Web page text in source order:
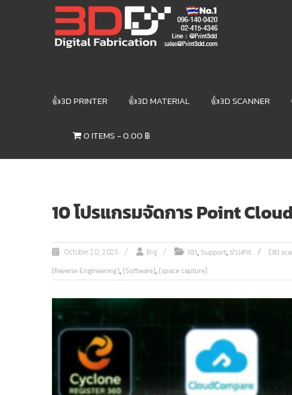
3DD DIGITAL
FABRICATION
3D Printer |
👍3D PRINTER 👍3D MATERIAL 👍3D SCANNER
0 ITEMS 0.00 ฿
10 โปรแกรมจัดการ Point
October 20, 2025 Big 101,Support,ข่าวสาร [3D
[Reverse Engineering],[Software],[space capture]